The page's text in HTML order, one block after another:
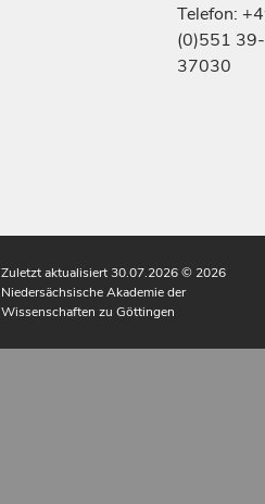
Telefon:
(0)551 39-
37030
Zuletzt aktualisiert 30.07.2026© 2026
Niedersächsische Akademie der
Wissenschaften zu Göttingen